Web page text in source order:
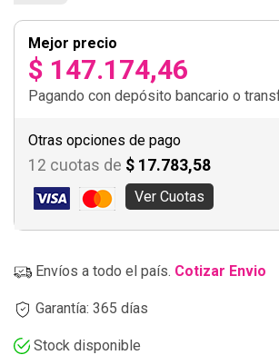
Mejor precio
$ 147.174,46
Pagando con depósito bancario o
Otras opciones de pago
12 cuotas de $ 17.783,58
Ver Cuotas
Envíos a todo el país. Cotizar Envio
Garantía: 365 días
Stock disponible